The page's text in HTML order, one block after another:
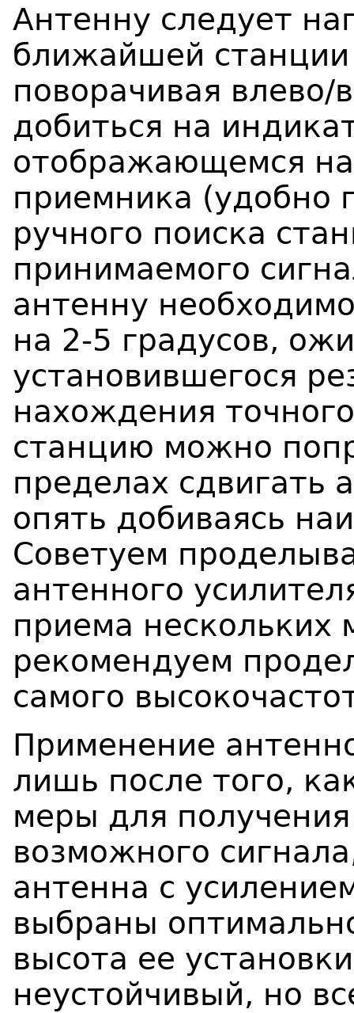
Антенну следует
ближайшей
поворачивая влево/
добиться на
отображающемся на
приемника (удобно
ручного поиска
принимаемого
антенну
на 2-5 градусов,
установившегося
нахождения
станцию можно
пределах сдвигать
опять добиваясь
Советуем
антенного
приема нескольких
рекомендуем
самого
Применение
лишь после того,
меры для
возможного
антенна с
выбраны
высота ее
неустойчивый, но